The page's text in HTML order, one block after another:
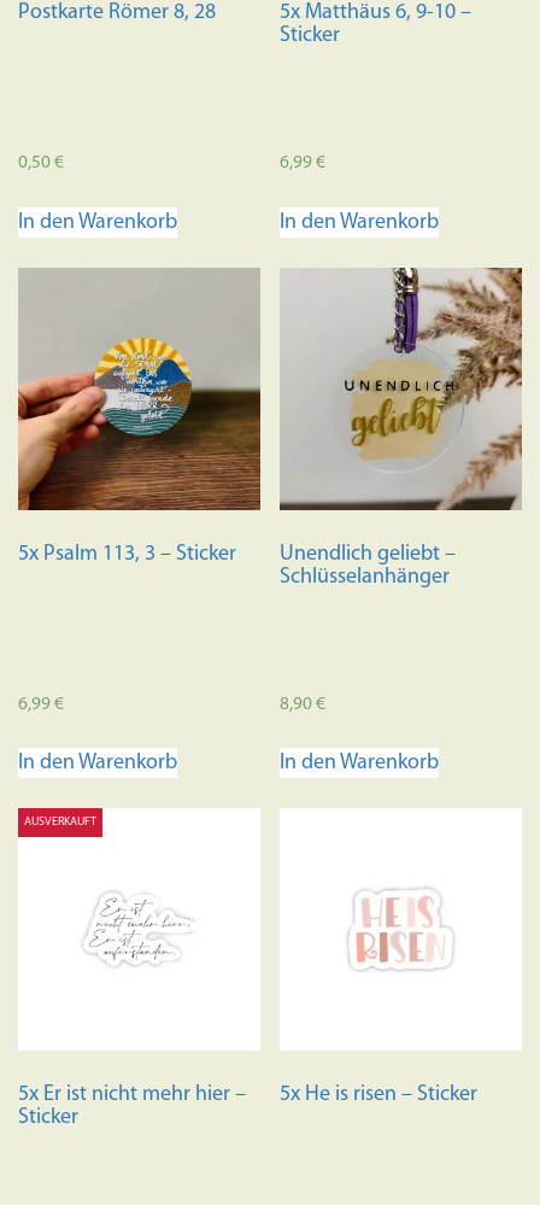
Postkarte Römer 8, 28
0,50€
In den Warenkorb
5x Matthäus 6, 9-10 –
Sticker
6,99€
In den Warenkorb
5x Psalm 113, 3 – Sticker
6,99€
In den Warenkorb
Unendlich geliebt –
Schlüsselanhänger
8,90€
In den Warenkorb
AUSVERKAUFT
5x Er ist nicht mehr hier –
Sticker
5x He is risen – Sticker